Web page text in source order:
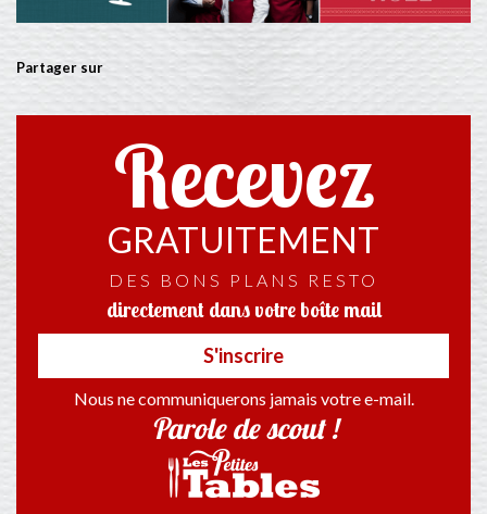
Partager sur
Recevez
GRATUITEMENT
DES BONS PLANS RESTO
directement dans votre boîte mail
S'inscrire
Nous ne communiquerons jamais votre e-mail.
Parole de scout !